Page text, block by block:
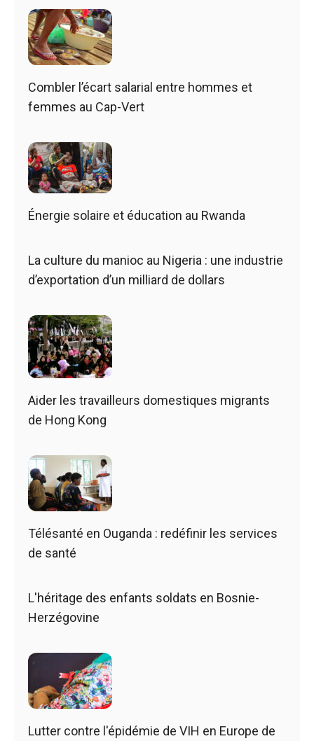
Combler l’écart salarial entre hommes et
femmes au Cap-Vert
Énergie solaire et éducation au Rwanda
La culture du manioc au Nigeria : une industrie
d’exportation d’un milliard de dollars
Aider les travailleurs domestiques migrants
de Hong Kong
Télésanté en Ouganda : redéfinir les services
de santé
L'héritage des enfants soldats en Bosnie-
Herzégovine
Lutter contre l'épidémie de VIH en Europe de